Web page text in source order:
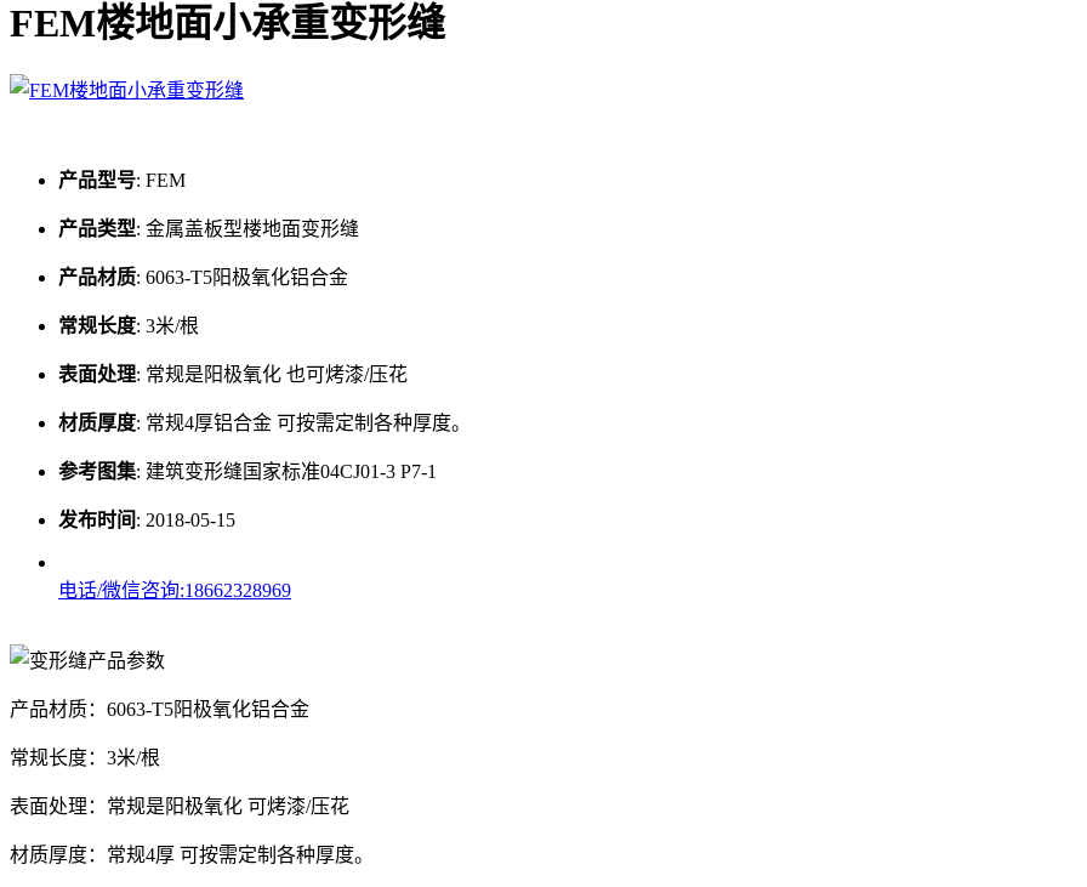
FEM楼地面小承重变形缝
产品型号: FEM
产品类型: 金属盖板型楼地面变形缝
产品材质: 6063-T5阳极氧化铝合金
常规长度: 3米/根
表面处理: 常规是阳极氧化 也可烤漆/压花
材质厚度: 常规4厚铝合金 可按需定制各种厚度。
参考图集: 建筑变形缝国家标准04CJ01-3 P7-1
发布时间 : 2018-05-15
电话/微信咨询:18662328969
产品材质：6063-T5阳极氧化铝合金
常规长度：3米/根
表面处理：常规是阳极氧化 可烤漆/压花
材质厚度：常规4厚 可按需定制各种厚度。